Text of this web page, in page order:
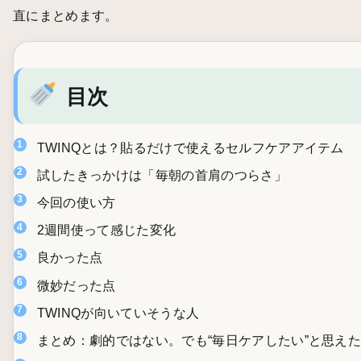
直にまとめます。
目次
TWINQとは？貼るだけで使えるセルフケアアイテム
試したきっかけは「毎朝の首肩のつらさ」
今回の使い方
2週間使って感じた変化
良かった点
微妙だった点
TWINQが向いていそうな人
まとめ：劇的ではない。でも“毎日ケアしたい”と思えた